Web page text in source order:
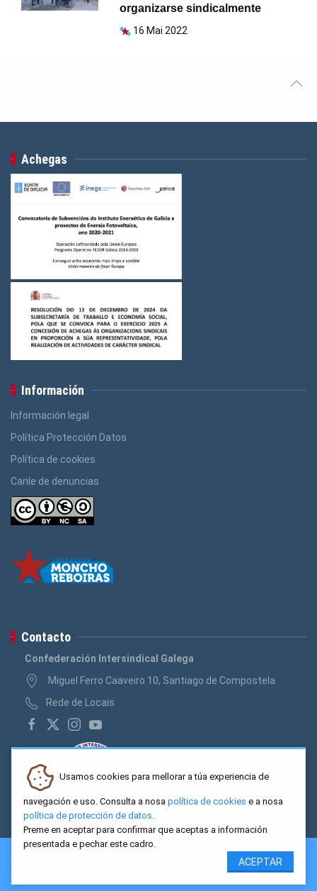
organizarse sindicalmente
16 Mai 2022
Achegas
Información
Información legal
Política Protección Datos
Política de cookies
Canle de denuncias
Contacto
Confederación Intersindical Galega
Miguel Ferro Caaveiro 10, Santiago de Compostela
Rede de Locais
2026 CIG. Confederación Intersindical Galega - Miguel Ferro
Caaveiro 10, Santiago de Compostela
Usamos cookies para mellorar a túa experiencia de
navegación e uso. Consulta a nosa política de cookies e a nosa
política de protección de datos.
Preme en aceptar para confirmar que aceptas a información
presentada e pechar este cadro.
ACEPTAR